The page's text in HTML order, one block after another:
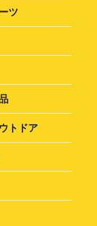
ツ
トドア